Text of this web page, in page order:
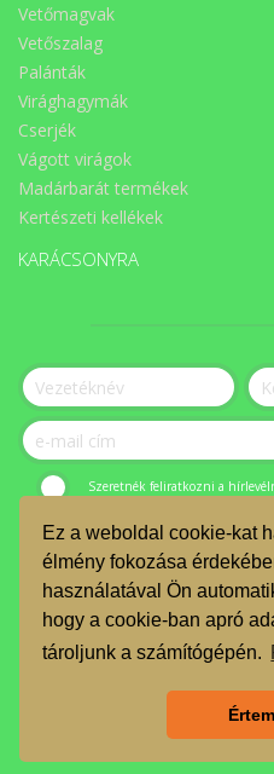
Ez a weboldal cookie-kat
élmény fokozása
használatával Ön
hogy a cookie-ban apró
tároljunk a számítógépén.
Értem
Vetőmagvak
Vetőszalag
Palánták
Virághagymák
Cserjék
Vágott virágok
Madárbarát termékek
Kertészeti kellékek
KARÁCSONYRA
Szeretnék feliratkozni a
© ÉLET-
JELENTKEZZ